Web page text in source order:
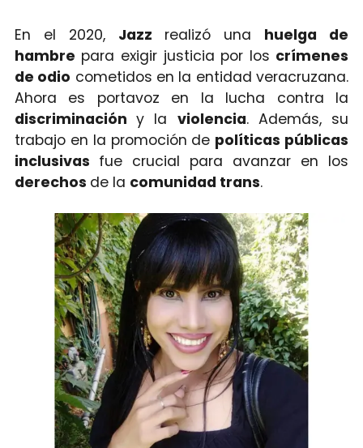
En el 2020, Jazz realizó una huelga de
hambre para exigir justicia por los crímenes
de odio cometidos en la entidad veracruzana.
Ahora es portavoz en la lucha contra la
discriminacióny la violencia. Además, su
trabajo en la promoción de políticas públicas
inclusivas fue crucial para avanzar en los
derechos de la comunidad trans.